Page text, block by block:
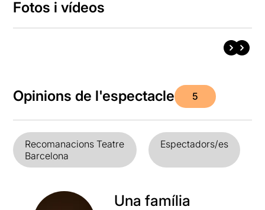
Fotos i vídeos
Opinions de l'espectacle 5
Recomanacions Teatre
Barcelona
Espectadors/es
Una família